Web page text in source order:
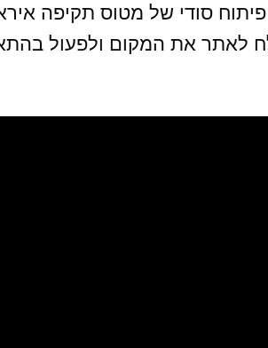
סודי של מטוס תקיפה
לאתר את המקום ולפעול